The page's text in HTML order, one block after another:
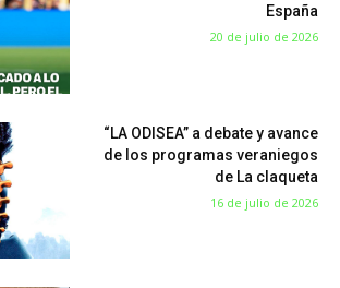
España
20 de julio de 2026
“LA ODISEA” a debate y avance
de los programas veraniegos
de La claqueta
16 de julio de 2026